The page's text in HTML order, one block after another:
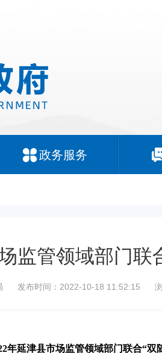
政务服务
监管领域部门联
发布时间：2022-10-18 11:52:15
年延津县市场监管领域部门联合“